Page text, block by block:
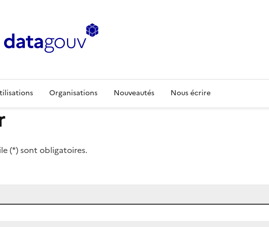
Organisations Nouveautés Nous écrire
(*) sont obligatoires.